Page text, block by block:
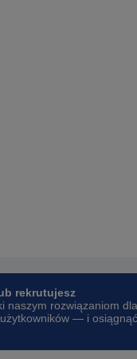
rekrutujesz
naszym rozwiązaniom dla
— i osiągnąć